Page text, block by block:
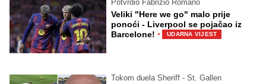
Potvrdio Fabrizio Romano
Veliki "Here we go" malo prije
ponoći - Liverpool se pojačao iz
Barcelone! · UDARNA VIJEST
Tokom duela Sheriff - St. Gallen